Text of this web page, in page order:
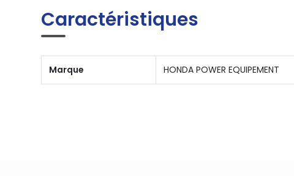
Caractéristiques
Marque HONDA POWER EQUIPEMENT